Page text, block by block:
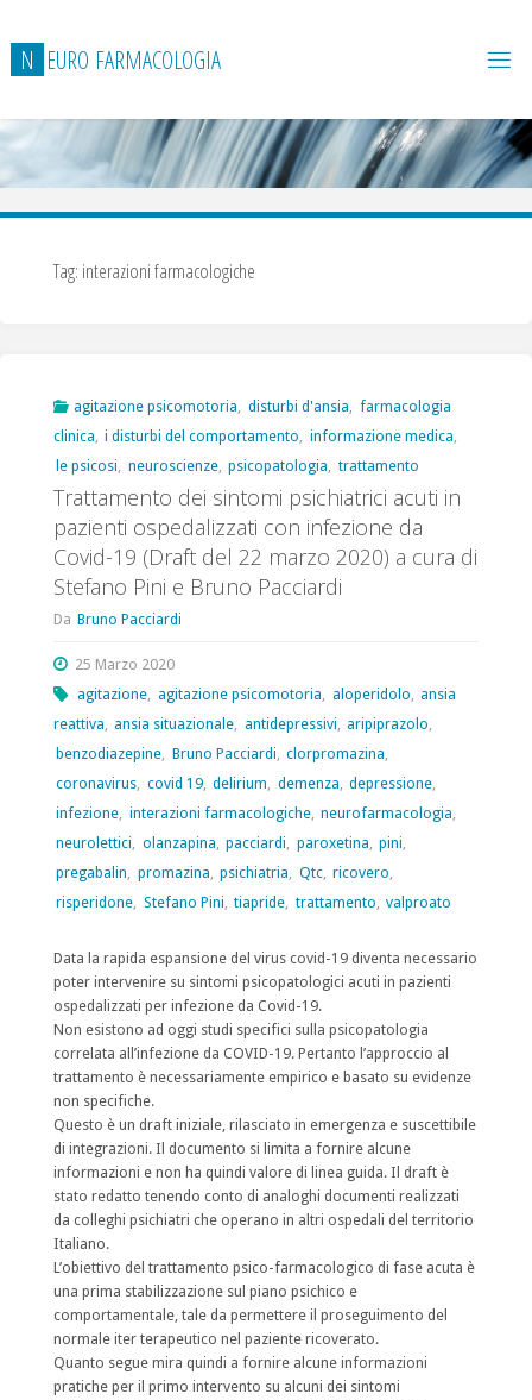
contenuto
N EURO FARMACOLOGIA
Tag: interazioni farmacologiche
agitazione psicomotoria, disturbi d'ansia, farmacologia
clinica, i disturbi del comportamento, informazione medica,
le psicosi, neuroscienze, psicopatologia, trattamento
Trattamento dei sintomi psichiatrici acuti in
pazienti ospedalizzati con infezione da
Covid-19 (Draft del 22 marzo 2020) a cura di
Stefano Pini e Bruno Pacciardi
Da Bruno Pacciardi
25 Marzo 2020
agitazione, agitazione psicomotoria, aloperidolo, ansia
reattiva, ansia situazionale, antidepressivi, aripiprazolo,
benzodiazepine, Bruno Pacciardi, clorpromazina,
coronavirus, covid 19, delirium, demenza, depressione,
infezione, interazioni farmacologiche, neurofarmacologia,
neurolettici, olanzapina, pacciardi, paroxetina, pini,
pregabalin, promazina, psichiatria, Qtc, ricovero,
risperidone, Stefano Pini, tiapride, trattamento, valproato
Data la rapida espansione del virus covid-19 diventa necessario
poter intervenire su sintomi psicopatologici acuti in pazienti
ospedalizzati per infezione da Covid-19.
Non esistono ad oggi studi specifici sulla psicopatologia
correlata all’infezione da COVID-19. Pertanto l’approccio al
trattamento è necessariamente empirico e basato su evidenze
non specifiche.
Questo è un draft iniziale, rilasciato in emergenza e suscettibile
di integrazioni. Il documento si limita a fornire alcune
informazioni e non ha quindi valore di linea guida. Il draft è
stato redatto tenendo conto di analoghi documenti realizzati
da colleghi psichiatri che operano in altri ospedali del territorio
Italiano.
L’obiettivo del trattamento psico-farmacologico di fase acuta è
una prima stabilizzazione sul piano psichico e
comportamentale, tale da permettere il proseguimento del
normale iter terapeutico nel paziente ricoverato.
Quanto segue mira quindi a fornire alcune informazioni
pratiche per il primo intervento su alcuni dei sintomi